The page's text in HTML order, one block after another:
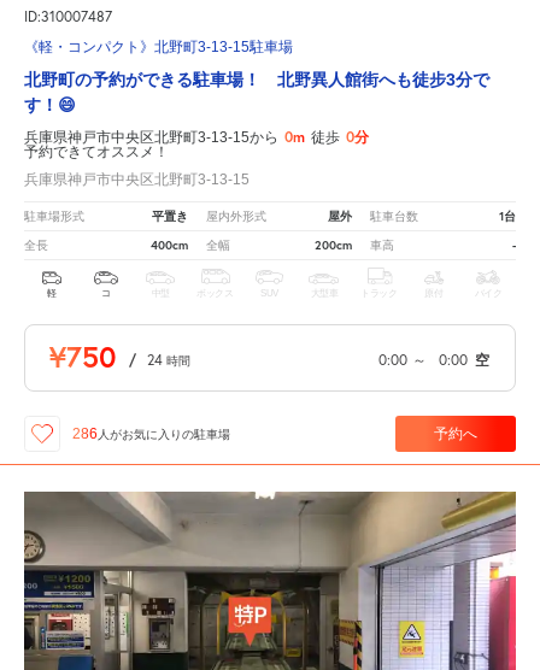
ID:310007487
《軽・コンパクト》北野町3-13-15駐車場
北野町の予約ができる駐車場！ 北野異人館街へも徒步3分で
す！😄
兵庫県神戸市中央区北野町3-13-15から 0m 徒歩 0分
予約できてオススメ！
兵庫県神戸市中央区北野町3-13-15
駐車場形式 平置き 屋内外形式 屋外 駐車台数 1台
全長 400cm 全幅 200cm 車高 -
軽 コ 中型 ボックス SUV 大型車 トラック 原付 バイク
¥750 / 24 時間 0:00 ～ 0:00 空
286 人がお気に入りの駐車場 予約へ